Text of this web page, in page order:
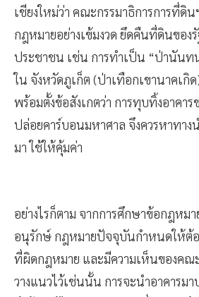
เชียงใหม่ว่า คณะกรรมาธิการการที่ดิ
กฎหมายอย่างเข้มงวด ยึดคืนที่ดินขอ
ประชาชน เช่น การทำเป็น “ป่านันท
ใน จังหวัดภูเก็ต (ป่าเทือกเขานาคเกิ
พร้อมตั้งข้อสังเกตว่า การทุบทิ้งอาคา
ปล่อยคาร์บอนมหาศาล จึงควรหาทา
มา ใช้ให้คุ้มค่า
อย่างไรก็ตาม จากการศึกษาข้อกฎหม
อนุรักษ์ กฎหมายปัจจุบันกำหนดให้ต้อ
ที่ผิดกฎหมาย และมีความเห็นของคณ
วางแนวไว้เช่นนั้น การจะนำอาคารม